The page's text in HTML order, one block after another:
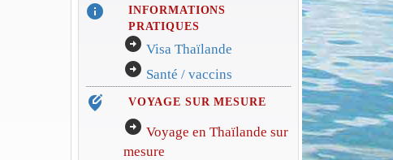
info
INFORMATIONS
PRATIQUES
arrow_circle_right Visa Thaïlande
arrow_circle_right Santé / vaccins
edit_location_alt VOYAGE SUR MESURE
arrow_circle_right Voyage en Thaïlande sur
mesure